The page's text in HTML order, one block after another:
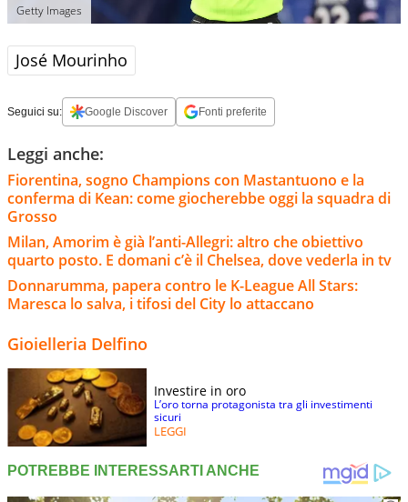
Getty Images
José Mourinho
Seguici su: Google Discover Fonti preferite
Leggi anche:
Fiorentina, sogno Champions con Mastantuono e la
conferma di Kean: come giocherebbe oggi la squadra di
Grosso
Milan, Amorim è già l’anti-Allegri: altro che obiettivo
quarto posto. E domani c’è il Chelsea, dove vederla in tv
Donnarumma, papera contro le K-League All Stars:
Maresca lo salva, i tifosi del City lo attaccano
Gioielleria Delfino
Investire in oro
L’oro torna protagonista tra gli investimenti
sicuri
LEGGI